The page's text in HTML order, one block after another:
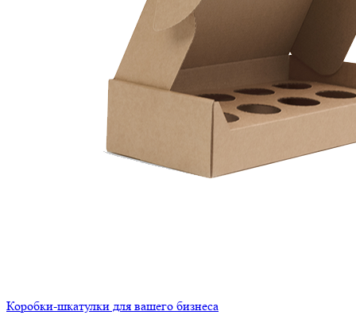
Коробки-шкатулки для вашего бизнеса